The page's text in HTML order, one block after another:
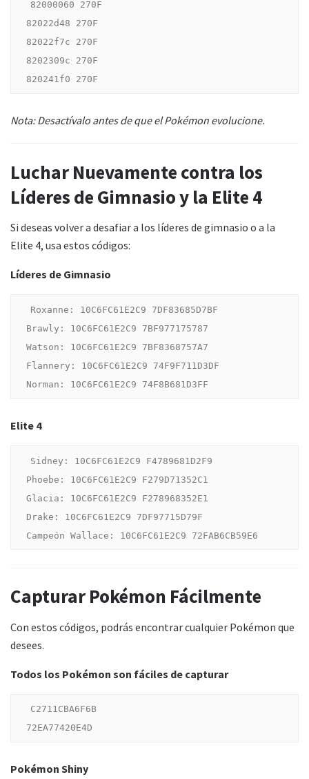
82000060 270F
82022d48 270F
82022f7c 270F
8202309c 270F
Nota: Desactívalo antes de que el Pokémon evolucione.
Luchar Nuevamente contra los
Líderes de Gimnasio y la Elite 4
Si deseas volver a desafiar a los líderes de gimnasio o a la
Elite 4, usa estos códigos:
Líderes de Gimnasio
Roxanne: 10C6FC61E2C9 7DF83685D7BF
Brawly: 10C6FC61E2C9 7BF977175787
Watson: 10C6FC61E2C9 7BF8368757A7
Flannery: 10C6FC61E2C9 74F9F711D3DF
Elite 4
Sidney: 10C6FC61E2C9 F4789681D2F9
Phoebe: 10C6FC61E2C9 F279D71352C1
Glacia: 10C6FC61E2C9 F278968352E1
Drake: 10C6FC61E2C9 7DF97715D79F
Capturar Pokémon Fácilmente
Con estos códigos, podrás encontrar cualquier Pokémon que
desees.
Todos los Pokémon son fáciles de capturar
C2711CBA6F6B
Pokémon Shiny